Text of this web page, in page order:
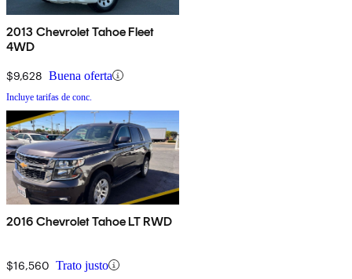
2013 Chevrolet Tahoe Fleet
4WD
$9,628 Buena oferta
Incluye tarifas de conc.
2016 Chevrolet Tahoe LT RWD
$16,560 Trato justo